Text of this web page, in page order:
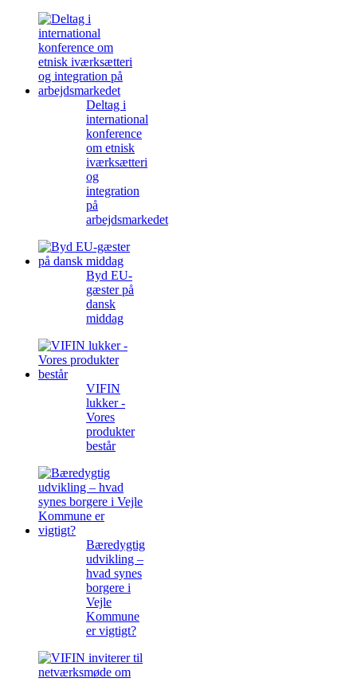
Deltag i
international
konference
om etnisk
iværksætteri
og
integration
på
arbejdsmarkedet
Byd EU-
gæster på
dansk
middag
VIFIN
lukker -
Vores
produkter
består
Bæredygtig
udvikling –
hvad synes
borgere i
Vejle
Kommune
er vigtigt?